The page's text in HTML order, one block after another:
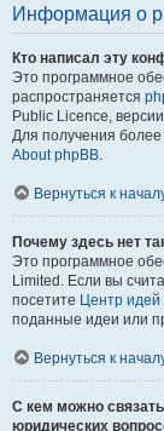
Информация о
Кто написал эту
Это программное
распространяется
Public Licence,
Для получения
About phpBB.
Вернуться к
Почему здесь нет
Это программное
Limited. Если вы
посетите Центр идей
поданные идеи или
Вернуться к
С кем можно
юридических